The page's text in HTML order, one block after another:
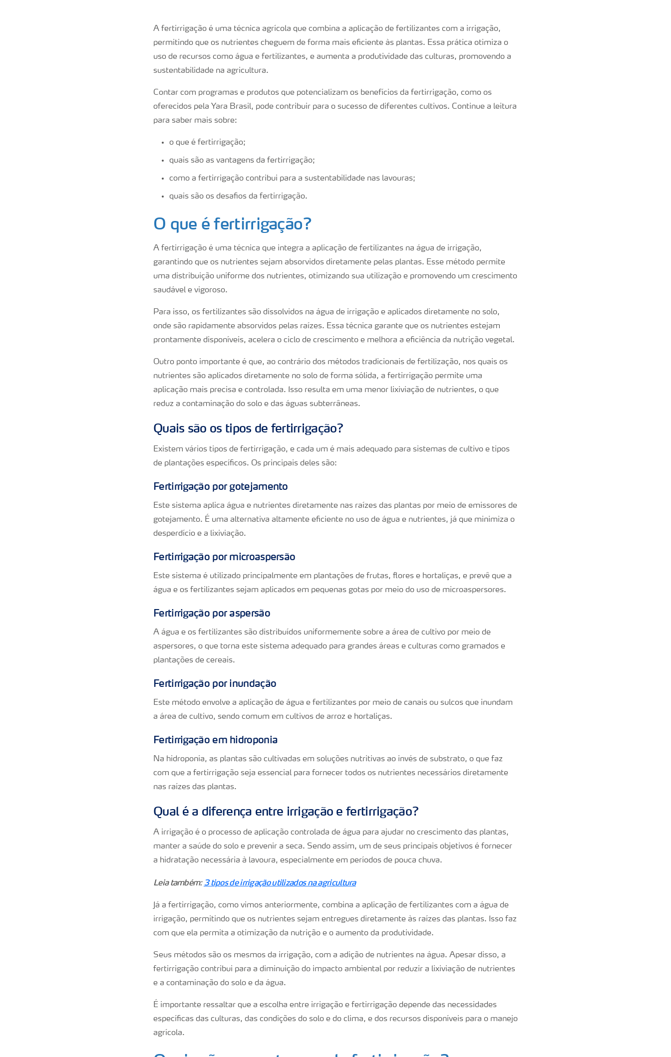
A fertirrigação é uma técnica agrícola que combina a aplicação de fertilizantes com a irrigação,
permitindo que os nutrientes cheguem de forma mais eficiente às plantas. Essa prática otimiza o
uso de recursos como água e fertilizantes, e aumenta a produtividade das culturas, promovendo a
sustentabilidade na agricultura.
Contar com programas e produtos que potencializam os benefícios da fertirrigação, como os
oferecidos pela Yara Brasil, pode contribuir para o sucesso de diferentes cultivos. Continue a leitura
para saber mais sobre:
o que é fertirrigação;
quais são as vantagens da fertirrigação;
como a fertirrigação contribui para a sustentabilidade nas lavouras;
quais são os desafios da fertirrigação.
O que é fertirrigação?
A fertirrigação é uma técnica que integra a aplicação de fertilizantes na água de irrigação,
garantindo que os nutrientes sejam absorvidos diretamente pelas plantas. Esse método permite
uma distribuição uniforme dos nutrientes, otimizando sua utilização e promovendo um crescimento
saudável e vigoroso.
Para isso, os fertilizantes são dissolvidos na água de irrigação e aplicados diretamente no solo,
onde são rapidamente absorvidos pelas raízes. Essa técnica garante que os nutrientes estejam
prontamente disponíveis, acelera o ciclo de crescimento e melhora a eficiência da nutrição vegetal.
Outro ponto importante é que, ao contrário dos métodos tradicionais de fertilização, nos quais os
nutrientes são aplicados diretamente no solo de forma sólida, a fertirrigação permite uma
aplicação mais precisa e controlada. Isso resulta em uma menor lixiviação de nutrientes, o que
reduz a contaminação do solo e das águas subterrâneas.
Quais são os tipos de fertirrigação?
Existem vários tipos de fertirrigação, e cada um é mais adequado para sistemas de cultivo e tipos
de plantações específicos. Os principais deles são:
Fertirrigação por gotejamento
Este sistema aplica água e nutrientes diretamente nas raízes das plantas por meio de emissores de
gotejamento. É uma alternativa altamente eficiente no uso de água e nutrientes, já que minimiza o
desperdício e a lixiviação.
Fertirrigação por microaspersão
Este sistema é utilizado principalmente em plantações de frutas, flores e hortaliças, e prevê que a
água e os fertilizantes sejam aplicados em pequenas gotas por meio do uso de microaspersores.
Fertirrigação por aspersão
A água e os fertilizantes são distribuídos uniformemente sobre a área de cultivo por meio de
aspersores, o que torna este sistema adequado para grandes áreas e culturas como gramados e
plantações de cereais.
Fertirrigação por inundação
Este método envolve a aplicação de água e fertilizantes por meio de canais ou sulcos que inundam
a área de cultivo, sendo comum em cultivos de arroz e hortaliças.
Fertirrigação em hidroponia
Na hidroponia, as plantas são cultivadas em soluções nutritivas ao invés de substrato, o que faz
com que a fertirrigação seja essencial para fornecer todos os nutrientes necessários diretamente
nas raízes das plantas.
Qual é a diferença entre irrigação e fertirrigação?
A irrigação é o processo de aplicação controlada de água para ajudar no crescimento das plantas,
manter a saúde do solo e prevenir a seca. Sendo assim, um de seus principais objetivos é fornecer
a hidratação necessária à lavoura, especialmente em períodos de pouca chuva.
Leia também:3 tipos de irrigação utilizados na agricultura
Já a fertirrigação, como vimos anteriormente, combina a aplicação de fertilizantes com a água de
irrigação, permitindo que os nutrientes sejam entregues diretamente às raízes das plantas. Isso faz
com que ela permita a otimização da nutrição e o aumento da produtividade.
Seus métodos são os mesmos da irrigação, com a adição de nutrientes na água. Apesar disso, a
fertirrigação contribui para a diminuição do impacto ambiental por reduzir a lixiviação de nutrientes
e a contaminação do solo e da água.
É importante ressaltar que a escolha entre irrigação e fertirrigação depende das necessidades
específicas das culturas, das condições do solo e do clima, e dos recursos disponíveis para o manejo
agrícola.